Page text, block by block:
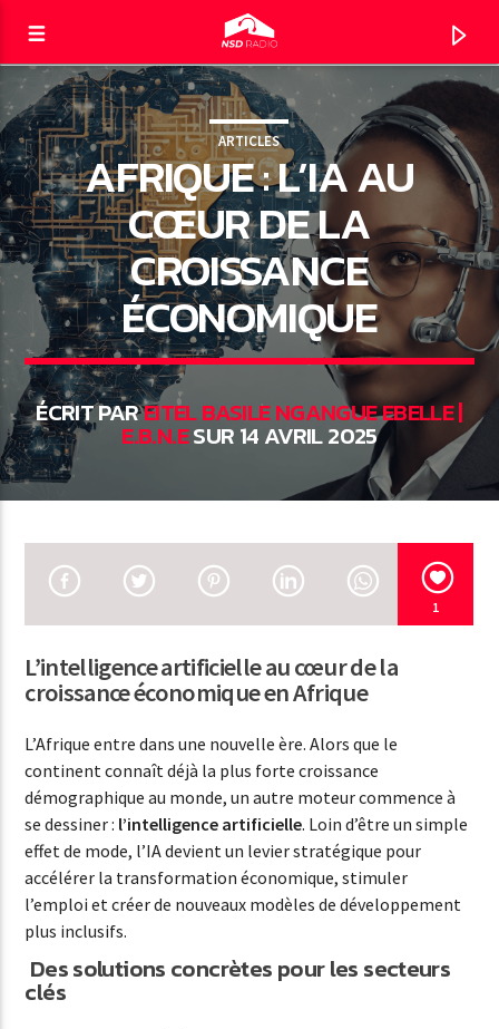
NSD RADIO
LE DIRECT
EN CE MOMENT
TITRE
ARTISTE
EMISSION EN COURS
NSD MUSIQUE
00:00
NSD RADIO
ARTICLES
AFRIQUE : L’IA AU
CŒUR DE LA
CROISSANCE
ÉCONOMIQUE
ÉCRIT PAREITEL BASILE NGANGUE EBELLE |
E.B.N.ESUR 14 AVRIL 2025
1
L’intelligence artificielle au cœur de la
croissance économique en Afrique
L’Afrique entre dans une nouvelle ère. Alors que le
continent connaît déjà la plus forte croissance
démographique au monde, un autre moteur commence à
se dessiner : l’intelligence artificielle. Loin d’être un simple
effet de mode, l’IA devient un levier stratégique pour
accélérer la transformation économique, stimuler
l’emploi et créer de nouveaux modèles de développement
plus inclusifs.
Des solutions concrètes pour les secteurs
clés